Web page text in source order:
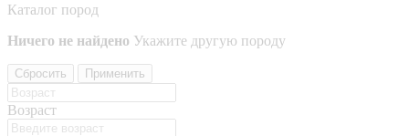
Каталог пород
Ничего не найдено Укажите другую породу
Сбросить Применить
Возраст